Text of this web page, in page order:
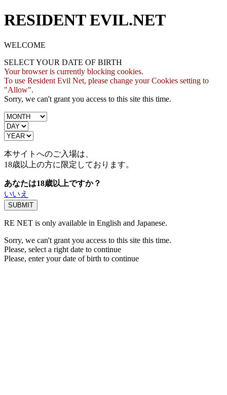
RESIDENT EVIL.NET
WELCOME
SELECT YOUR DATE OF BIRTH
Your browser is currently blocking cookies.
To use Resident Evil Net, please change your Cookies setting to
"Allow".
Sorry, we can't grant you access to this site this time.
本サイトへのご入場は、
18歳以上の方に限定しております。
あなたは18歳以上ですか？
いいえ
RE NET is only available in English and Japanese.
Sorry, we can't grant you access to this site this time.
Please, select a right date to continue
Please, enter your date of birth to continue